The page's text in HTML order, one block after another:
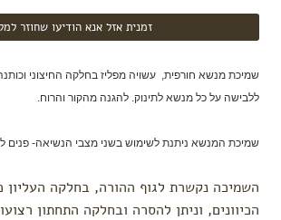
והקלת
בחדר
לידה
וחיזוק
תפרים
והתאוששות
מלידה
זמנית אזל אנא הודיעו שחוזר
שמיכת מנשא חורפית, עשויה מפליז בחלקה החיצוני
ללבישה על כל מנשא לתינוק. להגנה מהקור והרוח.
שמיכת המנשא ניתנת לשימוש בשני מצבי הנשיאה- פנים
השמיכה נקשרת לגוף ההורה, בחלקה העליון
הכיוונים, וניתן להסרה ובחלקה התחתון